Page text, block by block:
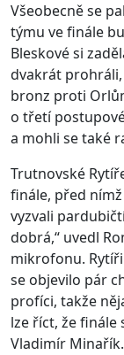
Všeobecně se
týmu ve finále
Bleskové si
dvakrát
bronz proti
o třetí
a mohli se také
Trutnovské
finále, před
vyzvali
dobrá,“ uvedl
mikrofonu.
se objevilo pár
profíci, takže
lze říct, že finále
Vladimír Minařík.